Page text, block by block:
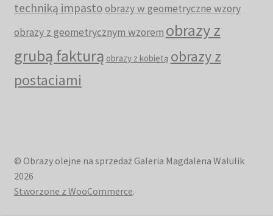
techniką impastoobrazy w geometryczne wzory
obrazy z geometrycznym wzorem obrazy z
grubą fakturą obrazy z kobietą obrazy z
postaciami
© Obrazy olejne na sprzedaż Galeria Magdalena Walulik
2026
Stworzone z WooCommerce.